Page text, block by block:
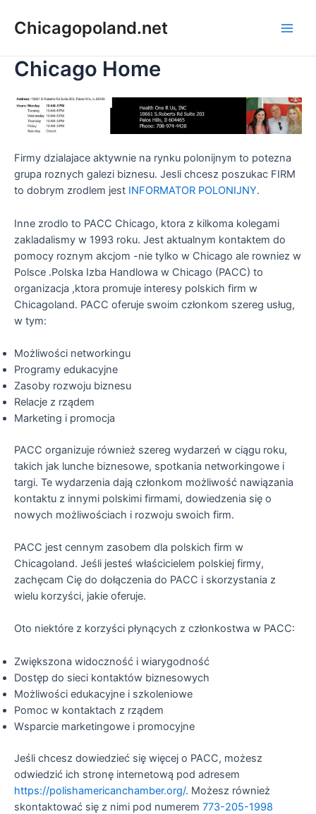
Chicagopoland.net
Chicago Home
Firmy dzialajace aktywnie na rynku polonijnym to potezna
grupa roznych galezi biznesu. Jesli chcesz poszukac FIRM
to dobrym zrodlem jest INFORMATOR POLONIJNY.
Inne zrodlo to PACC Chicago, ktora z kilkoma kolegami
zakladalismy w 1993 roku. Jest aktualnym kontaktem do
pomocy roznym akcjom -nie tylko w Chicago ale rowniez w
Polsce .Polska Izba Handlowa w Chicago (PACC) to
organizacja ,ktora promuje interesy polskich firm w
Chicagoland. PACC oferuje swoim członkom szereg usług,
w tym:
Możliwości networkingu
Programy edukacyjne
Zasoby rozwoju biznesu
Relacje z rządem
Marketing i promocja
PACC organizuje również szereg wydarzeń w ciągu roku,
takich jak lunche biznesowe, spotkania networkingowe i
targi. Te wydarzenia dają członkom możliwość nawiązania
kontaktu z innymi polskimi firmami, dowiedzenia się o
nowych możliwościach i rozwoju swoich firm.
PACC jest cennym zasobem dla polskich firm w
Chicagoland. Jeśli jesteś właścicielem polskiej firmy,
zachęcam Cię do dołączenia do PACC i skorzystania z
wielu korzyści, jakie oferuje.
Oto niektóre z korzyści płynących z członkostwa w PACC:
Zwiększona widoczność i wiarygodność
Dostęp do sieci kontaktów biznesowych
Możliwości edukacyjne i szkoleniowe
Pomoc w kontaktach z rządem
Wsparcie marketingowe i promocyjne
Jeśli chcesz dowiedzieć się więcej o PACC, możesz
odwiedzić ich stronę internetową pod adresem
https://polishamericanchamber.org/. Możesz również
skontaktować się z nimi pod numerem 773-205-1998